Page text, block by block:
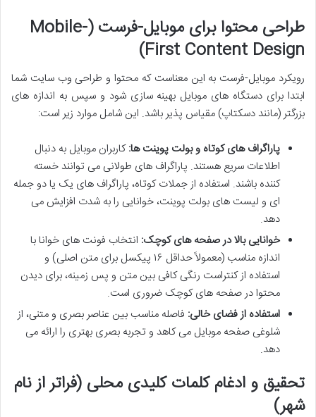
طراحی محتوا برای موبایل-فرست (Mobile-
First Content Design)
رویکرد موبایل-فرست به این معناست که محتوا و طراحی وب سایت شما
ابتدا برای دستگاه های موبایل بهینه سازی شود و سپس به اندازه های
بزرگتر (مانند دسکتاپ) مقیاس پذیر باشد. این شامل موارد زیر است:
پاراگراف های کوتاه و بولت پوینت ها:کاربران موبایل به دنبال
اطلاعات سریع هستند. پاراگراف های طولانی می توانند خسته
کننده باشند. استفاده از جملات کوتاه، پاراگراف های یک یا دو جمله
ای و لیست های بولت پوینت، خوانایی را به شدت افزایش می
دهد.
خوانایی بالا در صفحه های کوچک: انتخاب فونت های خوانا با
اندازه مناسب (معمولاً حداقل ۱۶ پیکسل برای متن اصلی) و
استفاده از کنتراست رنگی کافی بین متن و پس زمینه، برای دیدن
محتوا در صفحه های کوچک ضروری است.
استفاده از فضای خالی: فاصله مناسب بین عناصر بصری و متنی، از
شلوغی صفحه موبایل می کاهد و تجربه بصری بهتری را ارائه می
دهد.
تحقیق و ادغام کلمات کلیدی محلی (فراتر از نام
شهر)